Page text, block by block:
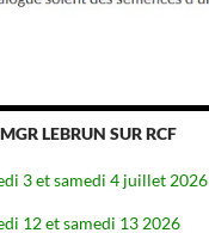
LEBRUN SUR RCF
3 et samedi 4 juillet 2026
12 et samedi 13 2026